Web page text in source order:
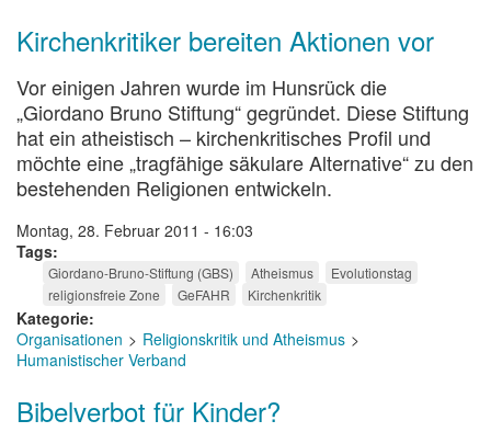
Kirchenkritiker bereiten Aktionen vor
Vor einigen Jahren wurde im Hunsrück die
„Giordano Bruno Stiftung“ gegründet. Diese Stiftung
hat ein atheistisch – kirchenkritisches Profil und
möchte eine „tragfähige säkulare Alternative“ zu den
bestehenden Religionen entwickeln.
Montag, 28. Februar 2011 - 16:03
Tags
Giordano-Bruno-Stiftung (GBS) Atheismus
Evolutionstag
religionsfreie Zone
GeFAHR Kirchenkritik
Kategorie
Organisationen
Religionskritik und Atheismus
Humanistischer Verband
Bibelverbot für Kinder?